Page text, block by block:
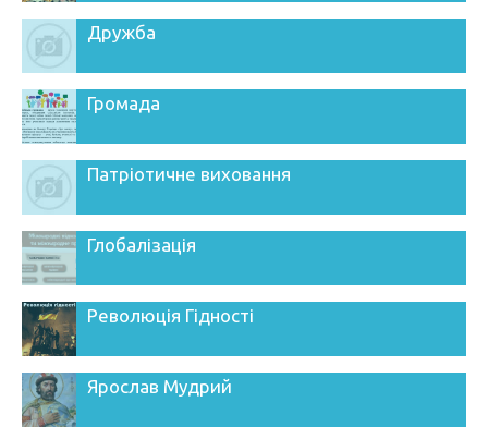
Дружба
Громада
Патріотичне виховання
Глобалізація
Революція Гідності
Ярослав Мудрий